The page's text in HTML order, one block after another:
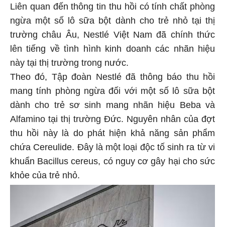
Liên quan đến thông tin thu hồi có tính chất phòng
ngừa một số lô sữa bột dành cho trẻ nhỏ tại thị
trường châu Âu, Nestlé Việt Nam đã chính thức
lên tiếng về tình hình kinh doanh các nhãn hiệu
này tại thị trường trong nước.
Theo đó, Tập đoàn Nestlé đã thông báo thu hồi
mang tính phòng ngừa đối với một số lô sữa bột
dành cho trẻ sơ sinh mang nhãn hiệu Beba và
Alfamino tại thị trường Đức. Nguyên nhân của đợt
thu hồi này là do phát hiện khả năng sản phẩm
chứa Cereulide. Đây là một loại độc tố sinh ra từ vi
khuẩn Bacillus cereus, có nguy cơ gây hại cho sức
khỏe của trẻ nhỏ.